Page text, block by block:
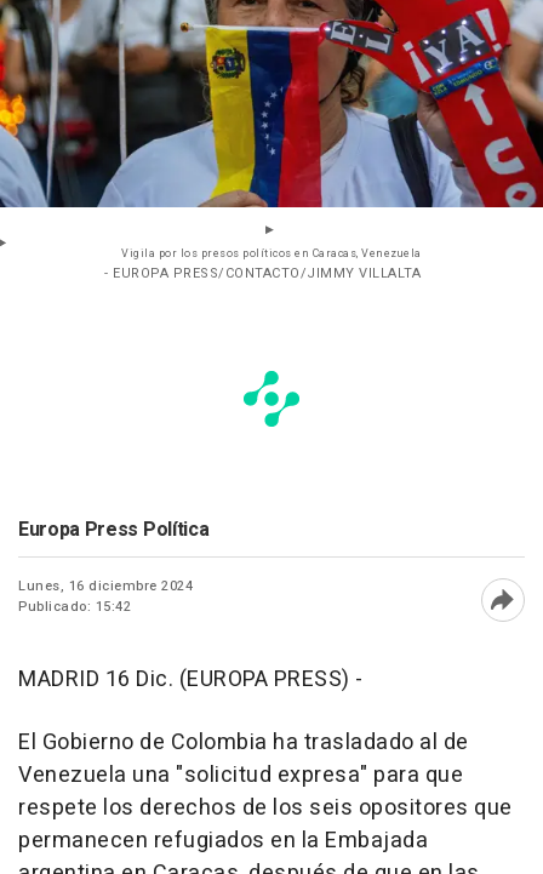
Vigila por los presos políticos en Caracas, Venezuela
- EUROPA PRESS/CONTACTO/JIMMY VILLALTA
Europa Press Política
Lunes, 16 diciembre 2024
Publicado: 15:42
MADRID 16 Dic. (EUROPA PRESS) -
El Gobierno de Colombia ha trasladado al de
Venezuela una "solicitud expresa" para que
respete los derechos de los seis opositores que
permanecen refugiados en la Embajada